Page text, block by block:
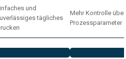
und
tägliches
Mehr Kontrolle über
Prozessparameter